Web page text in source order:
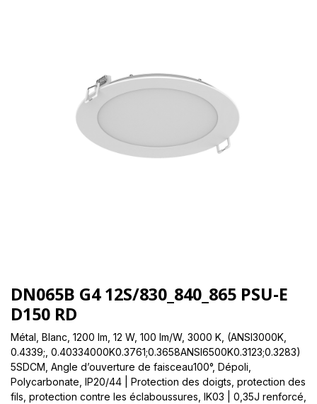
DN065B G4 12S/830_840_865 PSU-E
D150 RD
Métal, Blanc, 1200 lm, 12 W, 100 lm/W, 3000 K, (ANSI3000K,
0.4339;, 0.40334000K0.3761;0.3658ANSI6500K0.3123;0.3283)
5SDCM, Angle d’ouverture de faisceau100°, Dépoli,
Polycarbonate, IP20/44 | Protection des doigts, protection des
fils, protection contre les éclaboussures, IK03 | 0,35J renforcé,